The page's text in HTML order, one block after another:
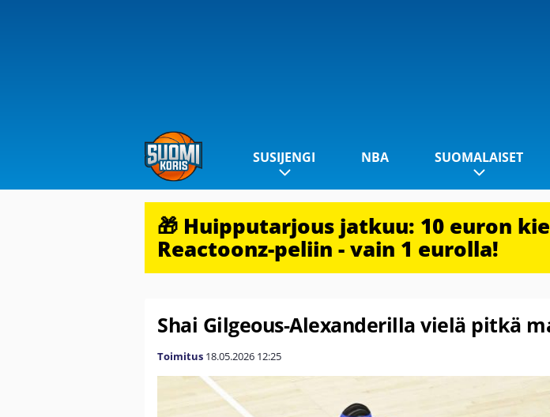
SUSIJENGI NBA SUOMALAISET
🎁 Huipputarjous jatkuu: 10 euron
Reactoonz-peliin - vain 1 eurolla!
Shai Gilgeous-Alexanderilla vielä pitkä
Toimitus 18.05.2026 12:25